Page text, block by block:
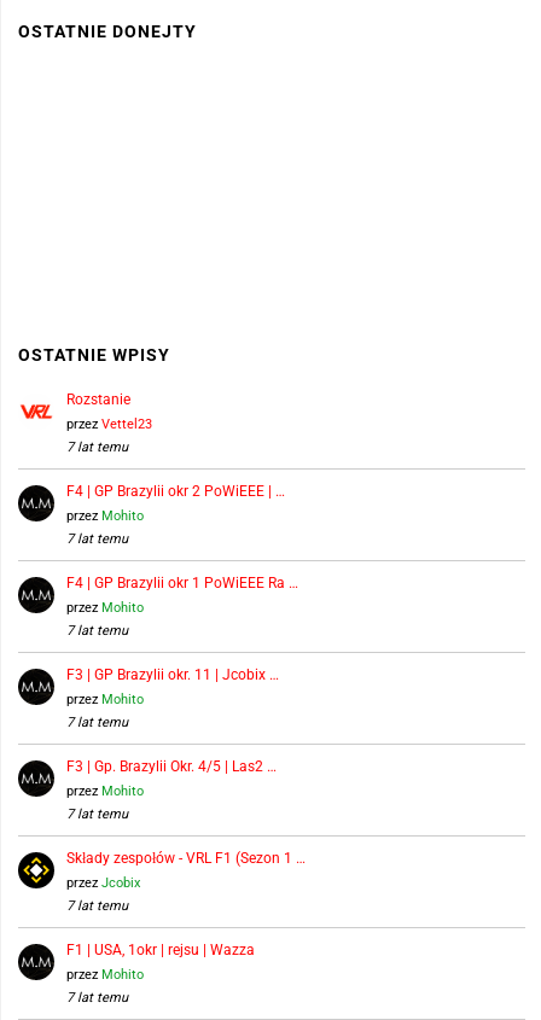
OSTATNIE DONEJTY
OSTATNIE WPISY
Rozstanie
przez Vettel23
7 lat temu
F4 | GP Brazylii okr 2 PoWiEEE | …
przez Mohito
7 lat temu
F4 | GP Brazylii okr 1 PoWiEEE Ra …
przez Mohito
7 lat temu
F3 | GP Brazylii okr. 11 | Jcobix …
przez Mohito
7 lat temu
F3 | Gp. Brazylii Okr. 4/5 | Las2 …
przez Mohito
7 lat temu
Składy zespołów - VRL F1 (Sezon 1 …
przez Jcobix
7 lat temu
F1 | USA, 1okr | rejsu | Wazza
przez Mohito
7 lat temu